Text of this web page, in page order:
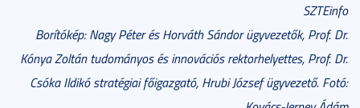
SZTEinfo
Borítókép: Nagy Péter és Horváth Sándor ügyvezetők, Prof. Dr.
Kónya Zoltán tudományos és innovációs rektorhelyettes, Prof. Dr.
Csóka Ildikó stratégiai főigazgató, Hrubi József ügyvezető. Fotó: